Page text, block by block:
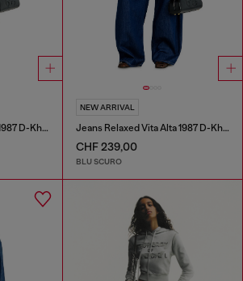
Jeans Relaxed Vita Alta 1987 D-Khelz
NEW ARRIVAL
Jeans Relaxed Vita Alta 1987 D-Khelz
CHF 239,00
BLU SCURO